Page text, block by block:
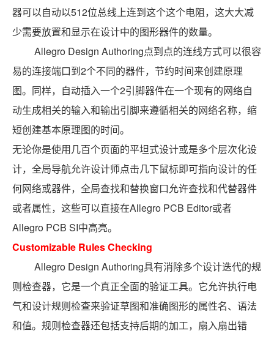
器可以自动以512位总线上连到这个这个电阻，这大大减
少需要放置和显示在设计中的图形器件的数量。
Allegro Design Authoring点到点的连线方式可以很容
易的连接端口到2个不同的器件，节约时间来创建原理
图。同样，自动插入一个2引脚器件在一个现有的网络自
动生成相关的输入和输出引脚来遵循相关的网络名称，缩
短创建基本原理图的时间。
无论你是使用几百个页面的平坦式设计或是多个层次化设
计，全局导航允许设计师点击几下鼠标即可指向设计的任
何网络或器件，全局查找和替换窗口允许查找和代替器件
或者属性，这些可以直接在Allegro PCB Editor或者
Allegro PCB SI中高亮。
Customizable Rules Checking
Allegro Design Authoring具有消除多个设计迭代的规
则检查器，它是一个真正全面的验证工具。它允许执行电
气和设计规则检查来验证草图和准确图形的属性名、语法
和值。规则检查器还包括支持后期的加工，扇入扇出错